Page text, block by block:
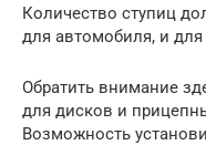
Количество ступиц
для автомобиля, и
Обратить внимание
для дисков и
Возможность